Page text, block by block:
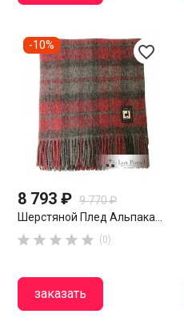
favorite_border
8 793 ₽ 9 770 ₽
Шерстяной Плед Альпака...
     (0)
заказать
-10%